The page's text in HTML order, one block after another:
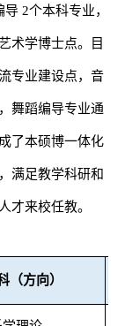
导2个本科专业，
术学博士点。目
专业建设点，音
舞蹈编导专业通
了本硕博一体化
满足教学科研和
才来校任教。
（方向）